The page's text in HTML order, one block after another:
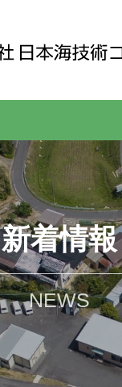
新着情報
NEWS